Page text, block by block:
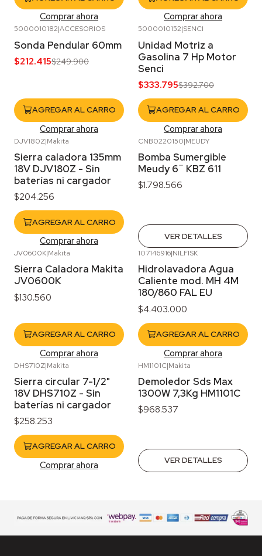
Comprar ahora Comprar ahora
5000010182|ACCESORIOS
Sonda Pendular 60mm
$212.415$249.900
AGREGAR AL CARRO
Comprar ahora
5000010152|SENCI
Unidad Motriz a
Gasolina 7 Hp Motor
Senci
$333.795$392.700
AGREGAR AL CARRO
Comprar ahora
DJV180Z|Makita
Sierra caladora 135mm
18V DJV180Z - Sin
baterías ni cargador
$204.256
AGREGAR AL CARRO
Comprar ahora
CNB0220150|MEUDY
Bomba Sumergible
Meudy 6¨ KBZ 611
$1.798.566
VER DETALLES
JV0600K|Makita
Sierra Caladora Makita
JV0600K
$130.560
AGREGAR AL CARRO
Comprar ahora
107146916|NILFISK
Hidrolavadora Agua
Caliente mod. MH 4M
180/860 FAL EU
$4.403.000
AGREGAR AL CARRO
Comprar ahora
DHS710Z|Makita
Sierra circular 7-1/2"
18V DHS710Z - Sin
baterías ni cargador
$258.253
AGREGAR AL CARRO
Comprar ahora
HM1101C|Makita
Demoledor Sds Max
1300W 7,3Kg HM1101C
$968.537
VER DETALLES